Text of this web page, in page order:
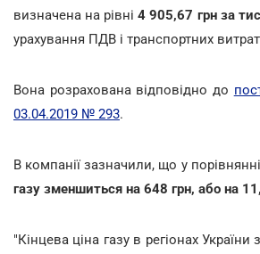
визначена на рівні4 905,67 грн за
урахування ПДВ і транспортних
Вона розрахована відповідно до
03.04.2019 № 293.
В компанії зазначили, що у
газу зменшиться на 648 грн, або на
"Кінцева ціна газу в регіонах